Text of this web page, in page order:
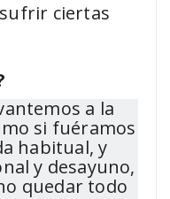
ciertas
a la
si fuéramos
habitual, y
y desayuno,
quedar todo